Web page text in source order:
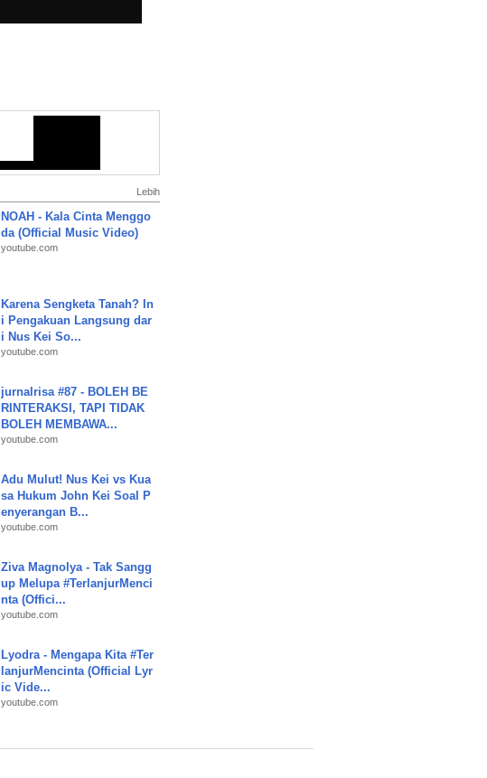
Lebih
NOAH - Kala Cinta Menggo
da (Official Music Video)
youtube.com
Karena Sengketa Tanah? In
i Pengakuan Langsung dar
i Nus Kei So...
youtube.com
jurnalrisa #87 - BOLEH BE
RINTERAKSI, TAPI TIDAK
BOLEH MEMBAWA...
youtube.com
Adu Mulut! Nus Kei vs Kua
sa Hukum John Kei Soal P
enyerangan B...
youtube.com
Ziva Magnolya - Tak Sangg
up Melupa #TerlanjurMenci
nta (Offici...
youtube.com
Lyodra - Mengapa Kita #Ter
lanjurMencinta (Official Lyr
ic Vide...
youtube.com